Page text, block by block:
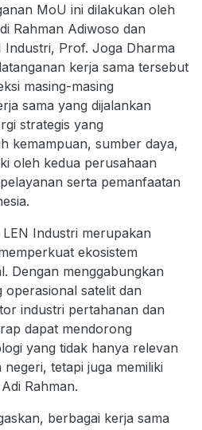
MoU ini dilakukan oleh
Rahman Adiwoso dan
Industri, Prof. Joga Dharma
kerja sama tersebut
masing-masing
sama yang dijalankan
strategis yang
kemampuan, sumber daya,
oleh kedua perusahaan
serta pemanfaatan
LEN Industri merupakan
ekosistem
Dengan menggabungkan
operasional satelit dan
industri pertahanan dan
dapat mendorong
yang tidak hanya relevan
tetapi juga memiliki
Rahman.
berbagai kerja sama